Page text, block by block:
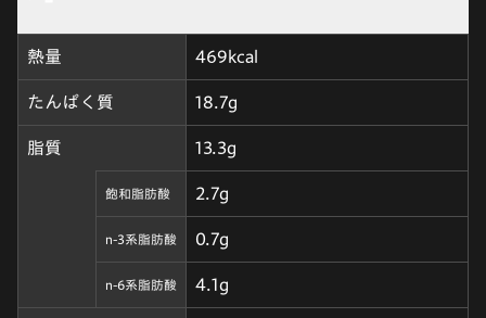
熱量 469kcal
たんぱく質 18.7g
脂質 13.3g
飽和脂肪酸 2.7g
n-3系脂肪酸 0.7g
n-6系脂肪酸 4.1g